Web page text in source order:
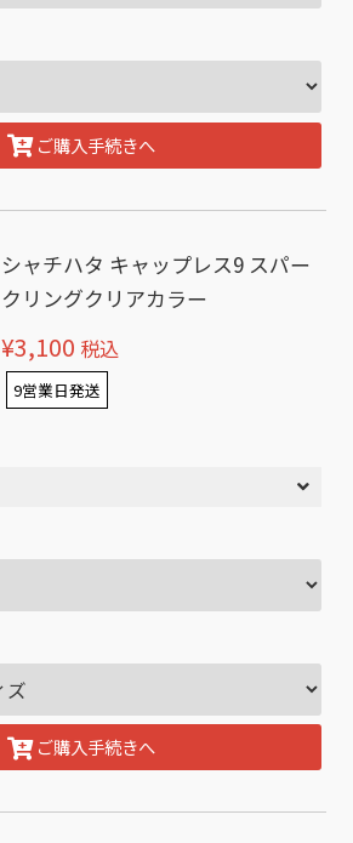
ご購入手続きへ
シャチハタ キャップレス9 スパー
クリングクリアカラー
¥3,100 税込
9営業日発送
ご購入手続きへ